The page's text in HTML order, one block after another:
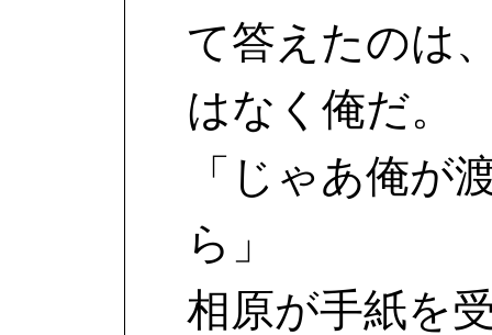
て答えたのは
はなく俺だ。
「じゃあ俺が
ら」
相原が手紙を